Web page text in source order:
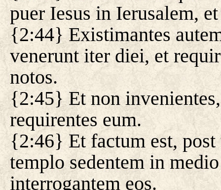
puer Iesus in Ierusalem,
{2:44} Existimantes
venerunt iter diei, et
notos.
{2:45} Et non
requirentes eum.
{2:46} Et factum est,
templo sedentem in
interrogantem eos.